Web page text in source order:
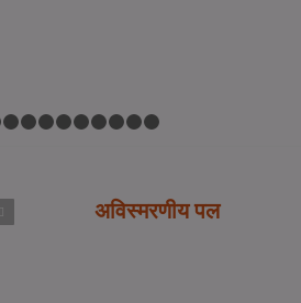
अविस्मरणीय पल